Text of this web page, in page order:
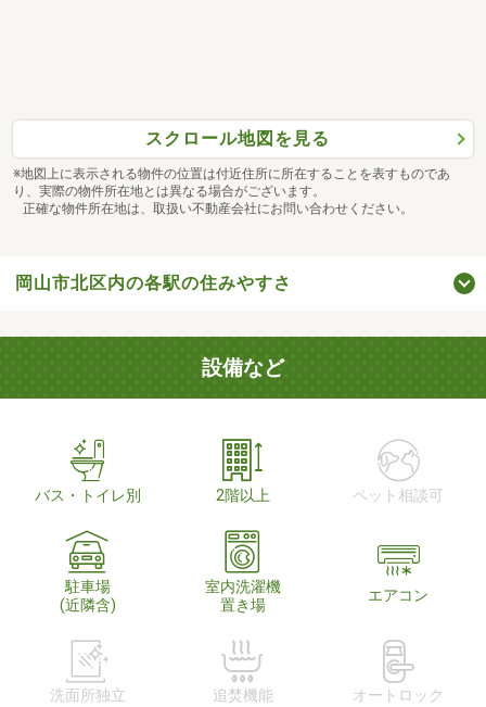
スクロール地図を見る
※地図上に表示される物件の位置は付近住所に所在することを表すものであ
り、実際の物件所在地とは異なる場合がございます。
正確な物件所在地は、取扱い不動産会社にお問い合わせください。
岡山市北区内の各駅の住みやすさ
設備など
バス・トイレ別 2階以上 ペット相談可
駐車場
(近隣含)
室内洗濯機
置き場
エアコン
洗面所独立 追焚機能 オートロック